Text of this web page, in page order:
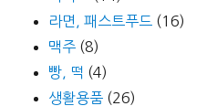
라면, 패스트푸드 (16)
맥주 (8)
빵, 떡 (4)
생활용품 (26)